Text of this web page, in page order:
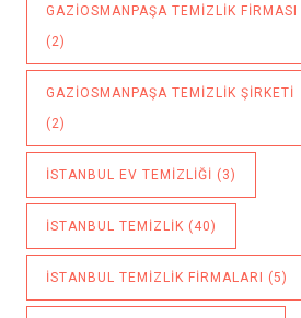
GAZIOSMANPAŞA TEMIZLIK FIRMASI
(2)
GAZIOSMANPAŞA TEMIZLIK ŞIRKETI
(2)
ISTANBUL EV TEMIZLIĞI (3)
ISTANBUL TEMIZLIK (40)
ISTANBUL TEMIZLIK FIRMALARI (5)